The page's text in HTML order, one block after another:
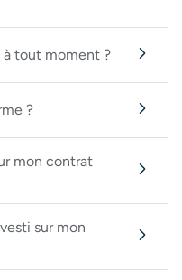
tout moment ?
?
mon contrat
sur mon